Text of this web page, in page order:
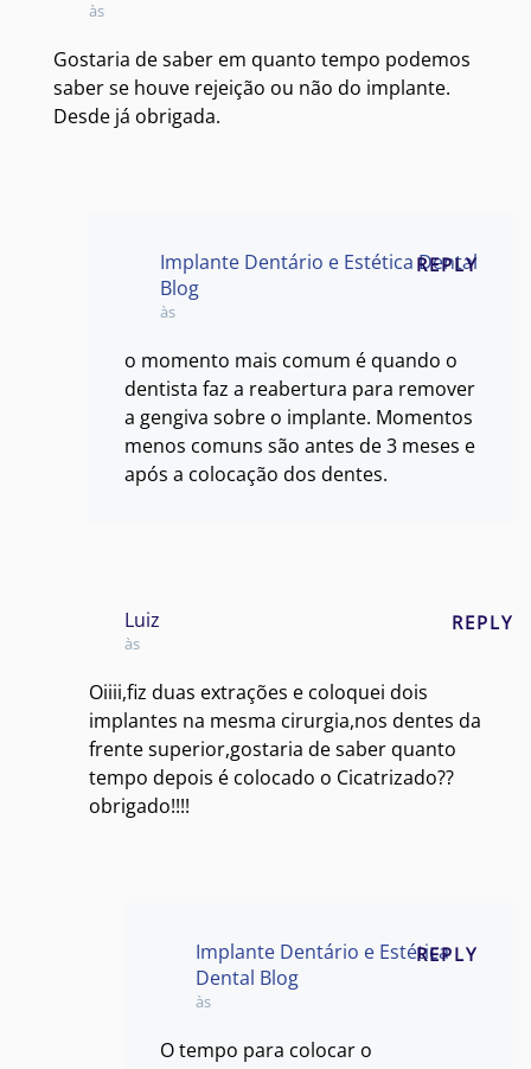
às
Gostaria de saber em quanto tempo podemos
saber se houve rejeição ou não do implante.
Desde já obrigada.
Implante Dentário e Estética Dental
Blog
às
REPLY
o momento mais comum é quando o
dentista faz a reabertura para remover
a gengiva sobre o implante. Momentos
menos comuns são antes de 3 meses e
após a colocação dos dentes.
Luiz
às
REPLY
Oiiii,fiz duas extrações e coloquei dois
implantes na mesma cirurgia,nos dentes da
frente superior,gostaria de saber quanto
tempo depois é colocado o Cicatrizado??
obrigado!!!!
Implante Dentário e Estética
Dental Blog
às
REPLY
O tempo para colocar o